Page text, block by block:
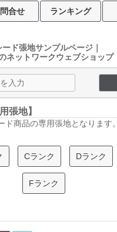
合せ ランキング
ド張地サンプルページ｜
ネットワークウェブショップ
張地】
ド商品の専用張地となります。
Cランク Dランク
Fランク